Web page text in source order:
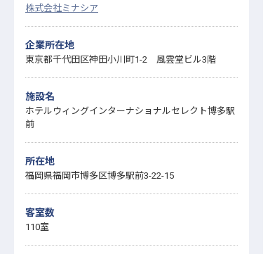
株式会社ミナシア
企業所在地
東京都千代田区神田小川町1-2 風雲堂ビル3階
施設名
ホテルウィングインターナショナルセレクト博多駅
前
所在地
福岡県福岡市博多区博多駅前3-22-15
客室数
110室